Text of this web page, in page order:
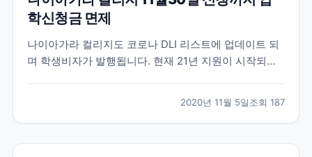
학신청금 면제
나이아가라 컬리지도 코로나 DLI 리스트에 업데이트 되
며 학생비자가 발행됩니다. 현재 21년 지원이 시작되었
2020년 11월 5일조회 187